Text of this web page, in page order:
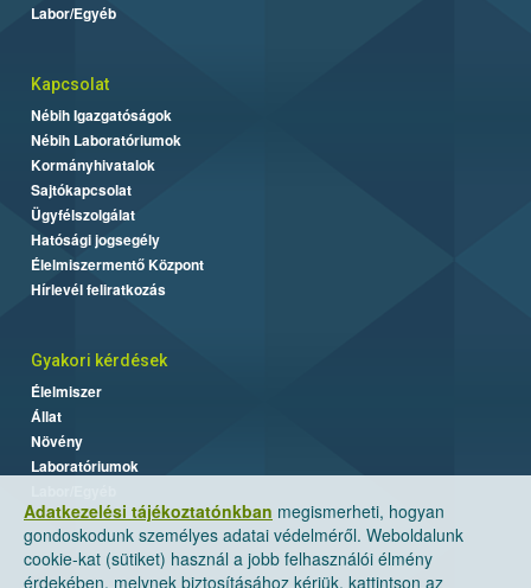
Adatkezelési tájékoztatónkban megismerheti, hogyan
gondoskodunk személyes adatai védelméről. Weboldalunk
cookie-kat (sütiket) használ a jobb felhasználói élmény
érdekében, melynek biztosításához kérjük, kattintson az
Labor/Egyéb
Kapcsolat
Nébih Igazgatóságok
Nébih Laboratóriumok
Kormányhivatalok
Sajtókapcsolat
Ügyfélszolgálat
Hatósági jogsegély
Élelmiszermentő Központ
Hírlevél feliratkozás
Gyakori kérdések
Élelmiszer
Állat
Növény
Laboratóriumok